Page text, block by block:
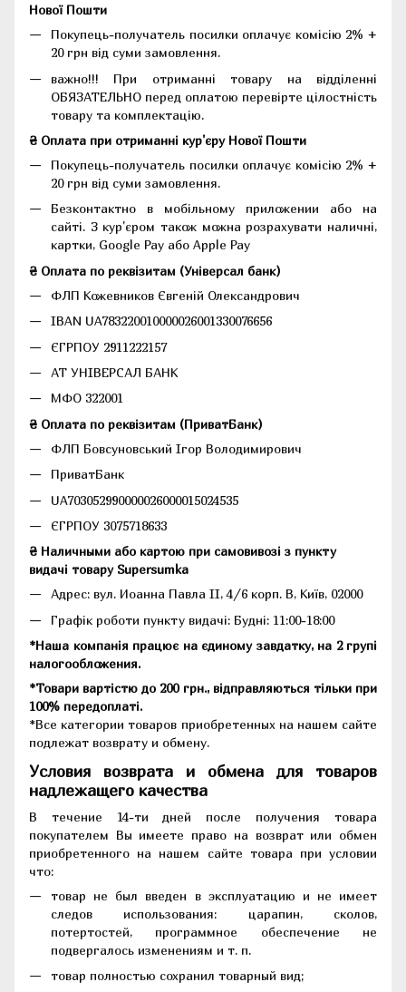
Нової Пошти
Покупець-получатель посилки оплачує комісію 2% +
20 грн від суми замовлення.
важно!!! При отриманні товару на відділенні
ОБЯЗАТЕЛЬНО перед оплатою перевірте цілостність
товару та комплектацію.
₴ Оплата при отриманні кур'єру Нової Пошти
Покупець-получатель посилки оплачує комісію 2% +
20 грн від суми замовлення.
Безконтактно в мобільному приложении або на
сайті. З кур'єром також можна розрахувати наличні,
картки, Google Pay або Apple Pay
₴ Оплата по реквізитам (Універсал банк)
ФЛП Кожевников Євгеній Олександрович
IBAN UA783220010000026001330076656
ЄГРПОУ 2911222157
АТ УНІВЕРСАЛ БАНК
МФО 322001
₴ Оплата по реквізитам (ПриватБанк)
ФЛП Бовсуновський Ігор Володимирович
ПриватБанк
UA703052990000026000015024535
ЄГРПОУ 3075718633
₴ Наличными або картою при самовивозі з пункту
видачі товару Supersumka
Адрес: вул. Иоанна Павла II, 4/6 корп. В, Київ, 02000
Графік роботи пункту видачі: Будні: 11:00-18:00
*Наша компанія працює на єдиному завдатку, на 2 групі
налогообложения.
*Товари вартістю до 200 грн., відправляються тільки при
100% передоплаті.
*Все категории товаров приобретенных на нашем сайте
подлежат возврату и обмену.
Условия возврата и обмена для товаров
надлежащего качества
В течение 14-ти дней после получения товара
покупателем Вы имеете право на возврат или обмен
приобретенного на нашем сайте товара при условии
что:
товар не был введен в эксплуатацию и не имеет
следов использования: царапин, сколов,
потертостей, программное обеспечение не
подвергалось изменениям и т. п.
товар полностью сохранил товарный вид;